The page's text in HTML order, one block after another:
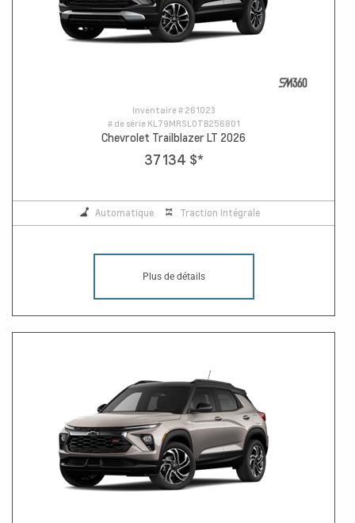
Inventaire # 261023
# de série KL79MRSL0TB256801
Chevrolet Trailblazer LT 2026
37 134 $*
Automatique Traction Intégrale
Plus de détails